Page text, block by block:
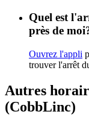
Quel est
près de
Ouvrez l'appli
trouver l'arrêt
Autres
(CobbLinc)